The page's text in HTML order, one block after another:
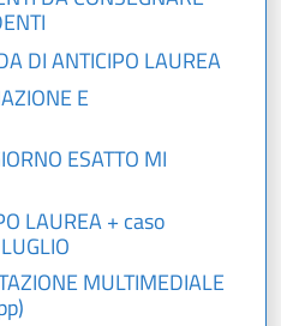
DI ANTICIPO LAUREA
E
ESATTO MI
LAUREA + caso
MULTIMEDIALE